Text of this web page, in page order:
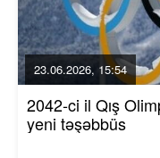
23.06.2026, 15:54
2042-ci il Qış
yeni təşəbbüs